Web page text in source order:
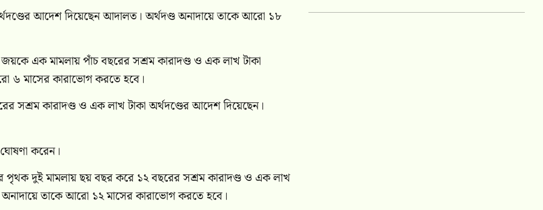
আদেশ দিয়েছেন আদালত। অর্থদণ্ড অনাদায়ে তাকে আরো ১৮
এক মামলায় পাঁচ বছরের সশ্রম কারাদণ্ড ও এক লাখ টাকা
৬ মাসের কারাভোগ করতে হবে।
সশ্রম কারাদণ্ড ও এক লাখ টাকা অর্থদণ্ডের আদেশ দিয়েছেন।
করেন।
পৃথক দুই মামলায় ছয় বছর করে ১২ বছরের সশ্রম কারাদণ্ড ও এক লাখ
তাকে আরো ১২ মাসের কারাভোগ করতে হবে।